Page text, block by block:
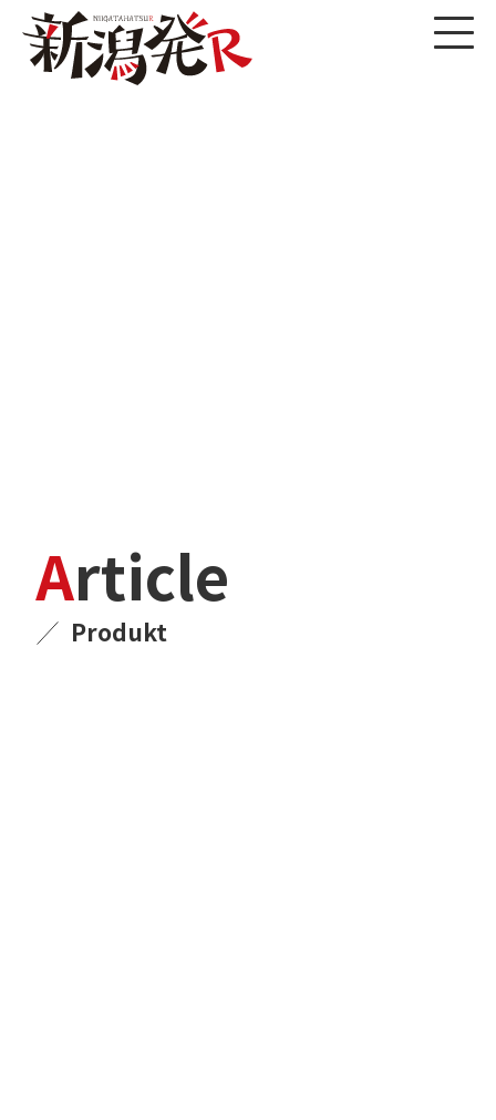
Article
Produkt